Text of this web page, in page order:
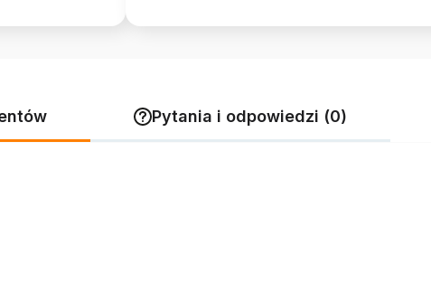
Pytania i odpowiedzi (0)